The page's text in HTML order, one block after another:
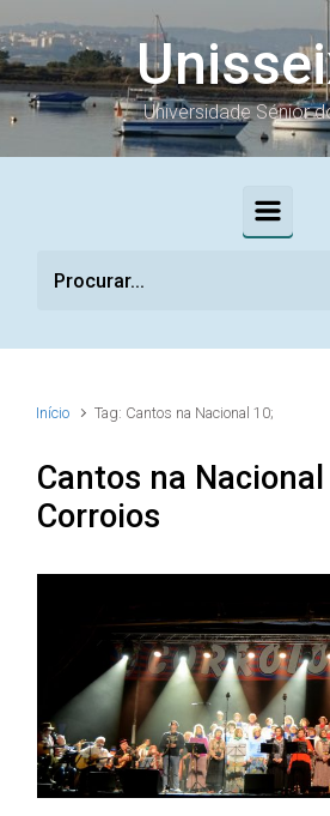
Skip to main content
Universidade Sénior
Início Tag: Cantos na Nacional 10;
Cantos na
Corroios